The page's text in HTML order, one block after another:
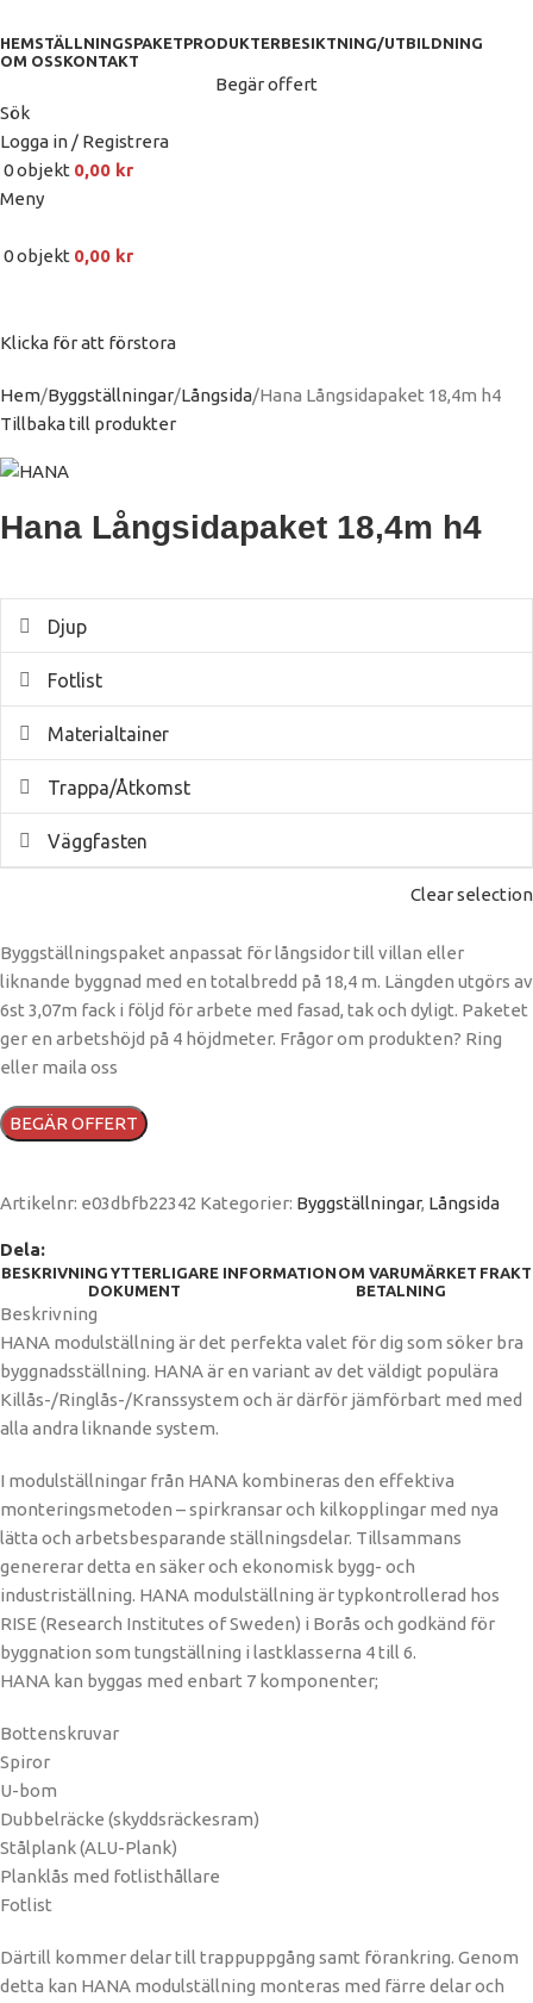
HEMSTÄLLNINGSPAKETPRODUKTERBESIKTNING/UTBILDNING
OM OSSKONTAKT
Begär offert
Sök
Logga in / Registrera
0objekt 0,00 kr
Meny
0objekt 0,00 kr
Klicka för att förstora
Hem Byggställningar Långsida Hana Långsidapaket 18,4m h4
Tillbaka till produkter
Hana Långsidapaket 18,4m h4
Djup
Fotlist
Materialtainer
Trappa/Åtkomst
Väggfasten
Clear selection
Byggställningspaket anpassat för långsidor till villan eller
liknande byggnad med en totalbredd på 18,4 m. Längden utgörs av
6st 3,07m fack i följd för arbete med fasad, tak och dyligt. Paketet
ger en arbetshöjd på 4 höjdmeter. Frågor om produkten? Ring
eller maila oss
BEGÄR OFFERT
Artikelnr: e03dbfb22342 Kategorier: Byggställningar, Långsida
Dela:
BESKRIVNING YTTERLIGARE INFORMATION OM VARUMÄRKET FRAKT
DOKUMENT
BETALNING
Beskrivning
HANA modulställning är det perfekta valet för dig som söker bra
byggnadsställning. HANA är en variant av det väldigt populära
Killås-/Ringlås-/Kranssystem och är därför jämförbart med med
alla andra liknande system.
I modulställningar från HANA kombineras den effektiva
monteringsmetoden – spirkransar och kilkopplingar med nya
lätta och arbetsbesparande ställningsdelar. Tillsammans
genererar detta en säker och ekonomisk bygg- och
industriställning. HANA modulställning är typkontrollerad hos
RISE (Research Institutes of Sweden) i Borås och godkänd för
byggnation som tungställning i lastklasserna 4 till 6.
HANA kan byggas med enbart 7 komponenter;
Bottenskruvar
Spiror
U-bom
Dubbelräcke (skyddsräckesram)
Stålplank (ALU-Plank)
Planklås med fotlisthållare
Fotlist
Därtill kommer delar till trappuppgång samt förankring. Genom
detta kan HANA modulställning monteras med färre delar och